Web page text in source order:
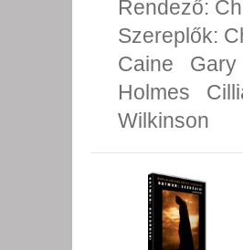
Rendező:
Szereplők:
Caine
Gary
Holmes
Wilkinson